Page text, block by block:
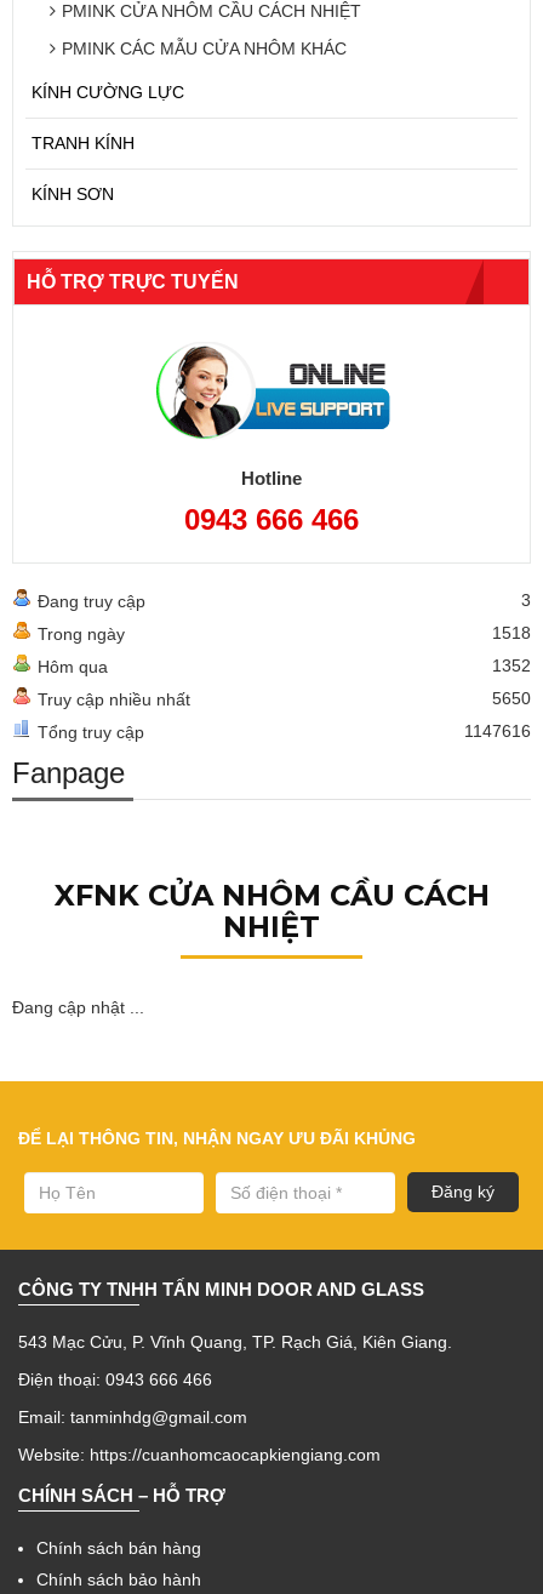
PMINK CỬA NHÔM CẦU CÁCH NHIỆT
PMINK CÁC MẪU CỬA NHÔM KHÁC
KÍNH CƯỜNG LỰC
TRANH KÍNH
KÍNH SƠN
HỖ TRỢ TRỰC TUYẾN
Hotline
0943 666 466
Đang truy cập
3
Trong ngày
1518
Hôm qua
1352
Truy cập nhiều nhất
5650
Tổng truy cập
1147616
Fanpage
XFNK CỬA NHÔM CẦU CÁCH
NHIỆT
Đang cập nhật ...
ĐỂ LẠI THÔNG TIN, NHẬN NGAY ƯU ĐÃI KHỦNG
CÔNG TY TNHH TẤN MINH DOOR AND GLASS
543 Mạc Cửu, P. Vĩnh Quang, TP. Rạch Giá, Kiên Giang.
Điện thoại: 0943 666 466
Email: tanminhdg@gmail.com
Website: https://cuanhomcaocapkiengiang.com
CHÍNH SÁCH – HỖ TRỢ
Chính sách bán hàng
Chính sách bảo hành